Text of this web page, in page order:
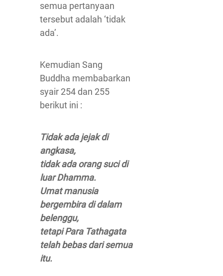
semua pertanyaan
tersebut adalah ‘tidak
ada’.
Kemudian Sang
Buddha membabarkan
syair 254 dan 255
berikut ini :
Tidak ada jejak di
angkasa,
tidak ada orang suci di
luar Dhamma.
Umat manusia
bergembira di dalam
belenggu,
tetapi Para Tathagata
telah bebas dari semua
itu.